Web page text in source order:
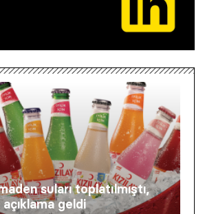
suları toplatılmıştı,
açıklama geldi